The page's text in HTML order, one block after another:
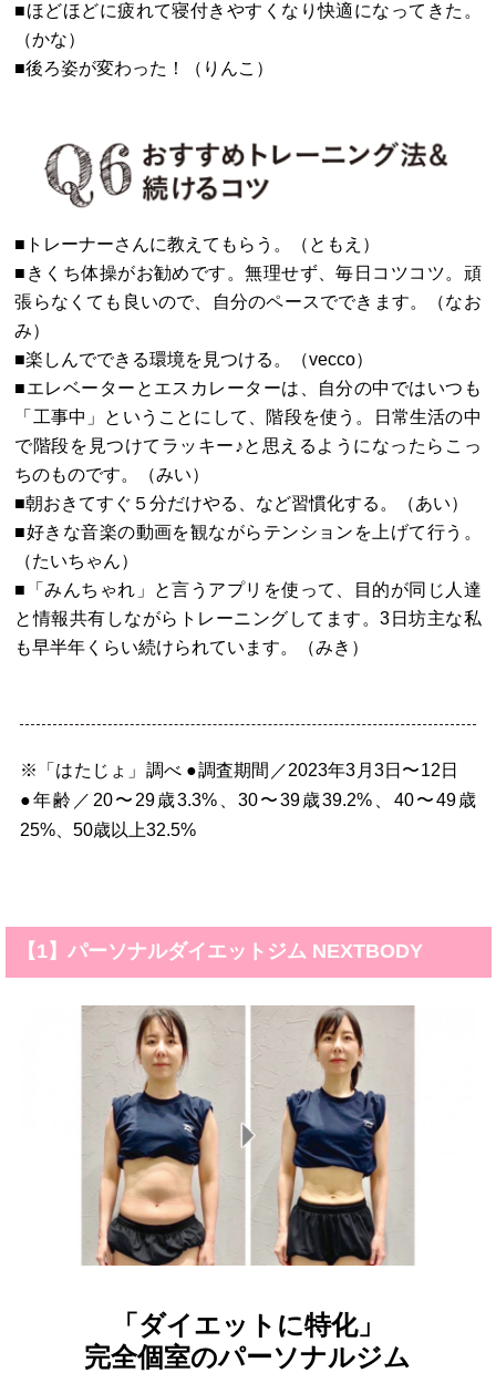
■ほどほどに疲れて寝付きやすくなり快適になってきた。
（かな）
■後ろ姿が変わった！（りんこ）
■トレーナーさんに教えてもらう。（ともえ）
■きくち体操がお勧めです。無理せず、毎日コツコツ。頑
張らなくても良いので、自分のペースでできます。（なお
み）
■楽しんでできる環境を見つける。（vecco）
■エレベーターとエスカレーターは、自分の中ではいつも
「工事中」ということにして、階段を使う。日常生活の中
で階段を見つけてラッキー♪と思えるようになったらこっ
ちのものです。（みい）
■朝おきてすぐ５分だけやる、など習慣化する。（あい）
■好きな音楽の動画を観ながらテンションを上げて行う。
（たいちゃん）
■「みんちゃれ」と言うアプリを使って、目的が同じ人達
と情報共有しながらトレーニングしてます。3日坊主な私
も早半年くらい続けられています。（みき）
※「はたじょ」調べ ●調査期間／2023年3月3日〜12日
●年齢／20〜29歳3.3%、30〜39歳39.2%、40〜49歳
25%、50歳以上32.5%
【1】パーソナルダイエットジム NEXTBODY
「ダイエットに特化」
完全個室のパーソナルジム